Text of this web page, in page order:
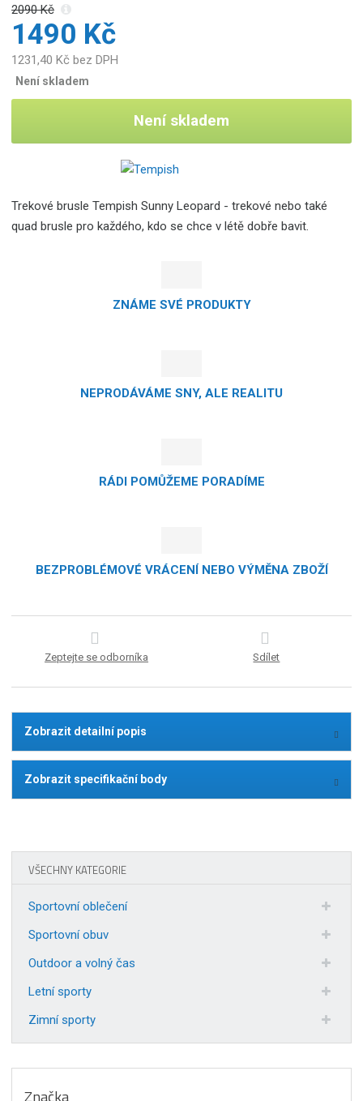
2090 Kč
1490 Kč
1231,40 Kč bez DPH
Není skladem
Není skladem
Trekové brusle Tempish Sunny Leopard - trekové nebo také
quad brusle pro každého, kdo se chce v létě dobře bavit.
ZNÁME SVÉ PRODUKTY
NEPRODÁVÁME SNY, ALE REALITU
RÁDI POMŮŽEME PORADÍME
BEZPROBLÉMOVÉ VRÁCENÍ NEBO VÝMĚNA ZBOŽÍ
Zeptejte se odborníka Sdílet
Zobrazit detailní popis
Zobrazit specifikační body
VŠECHNY KATEGORIE
Sportovní oblečení
Sportovní obuv
Outdoor a volný čas
Letní sporty
Zimní sporty